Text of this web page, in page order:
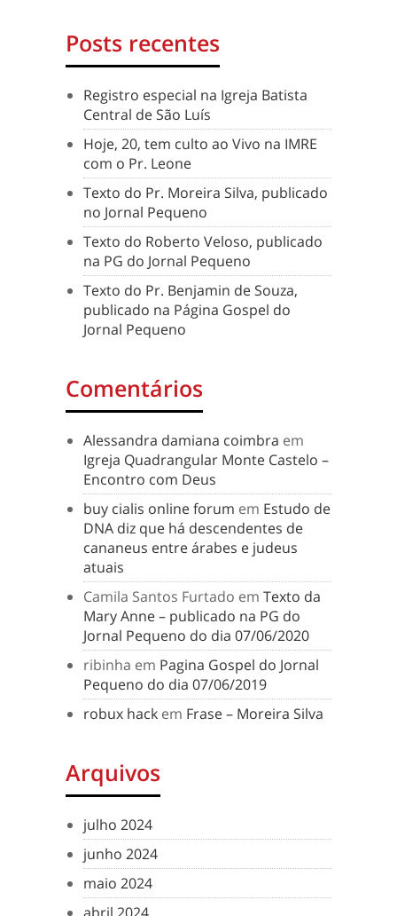
Posts recentes
Registro especial na Igreja Batista
Central de São Luís
Hoje, 20, tem culto ao Vivo na IMRE
com o Pr. Leone
Texto do Pr. Moreira Silva, publicado
no Jornal Pequeno
Texto do Roberto Veloso, publicado
na PG do Jornal Pequeno
Texto do Pr. Benjamin de Souza,
publicado na Página Gospel do
Jornal Pequeno
Comentários
Alessandra damiana coimbra em
Igreja Quadrangular Monte Castelo –
Encontro com Deus
buy cialis online forum em Estudo de
DNA diz que há descendentes de
cananeus entre árabes e judeus
atuais
Camila Santos Furtado em Texto da
Mary Anne – publicado na PG do
Jornal Pequeno do dia 07/06/2020
ribinha em Pagina Gospel do Jornal
Pequeno do dia 07/06/2019
robux hack em Frase – Moreira Silva
Arquivos
julho 2024
junho 2024
maio 2024